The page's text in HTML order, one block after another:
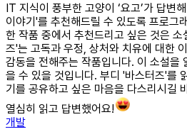
IT 지식이 풍부한 고양이 ‘요고’가 답변
이야기'를 추천해드릴 수 있도록 프로그
한 작품 중에서 추천드리고 싶은 것은 소
즈'는 고독과 우정, 상처와 치유에 대한
감동을 전해주는 작품입니다. 이 소설을
을 수 있을 것입니다. 부디 '바스터즈'를
기를 공유하고 싶은 마음을 다스리시길
열심히 읽고 답변했어요!
개발